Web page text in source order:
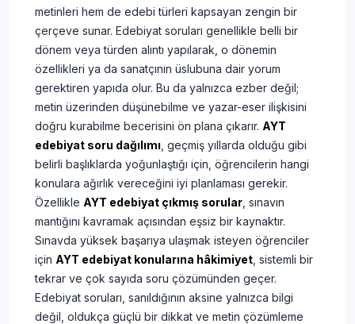
metinleri hem de edebi türleri kapsayan zengin bir
çerçeve sunar. Edebiyat soruları genellikle belli bir
dönem veya türden alıntı yapılarak, o dönemin
özellikleri ya da sanatçının üslubuna dair yorum
gerektiren yapıda olur. Bu da yalnızca ezber değil;
metin üzerinden düşünebilme ve yazar-eser ilişkisini
doğru kurabilme becerisini ön plana çıkarır. AYT
edebiyat soru dağılımı , geçmiş yıllarda olduğu gibi
belirli başlıklarda yoğunlaştığı için, öğrencilerin hangi
konulara ağırlık vereceğini iyi planlaması gerekir.
Özellikle AYT edebiyat çıkmış sorular , sınavın
mantığını kavramak açısından eşsiz bir kaynaktır.
Sınavda yüksek başarıya ulaşmak isteyen öğrenciler
için AYT edebiyat konularına hâkimiyet , sistemli bir
tekrar ve çok sayıda soru çözümünden geçer.
Edebiyat soruları, sanıldığının aksine yalnızca bilgi
değil, oldukça güçlü bir dikkat ve metin çözümleme